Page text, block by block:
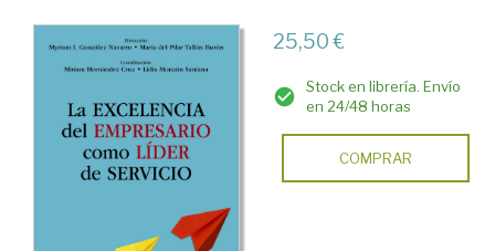
25,50 €
Stock en librería. Envío
en 24/48 horas
COMPRAR